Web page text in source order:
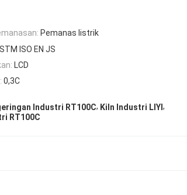
Pemanas listrik
ISO EN JS
LCD
0,3C
Industri RT100C, Kiln Industri LIYI ,
RT100C